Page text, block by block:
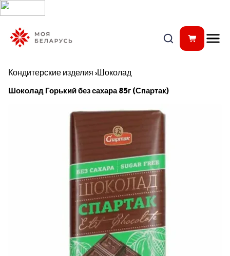
Кондитерские изделия ›Шоколад
Шоколад Горький без сахара 85г (Спартак)